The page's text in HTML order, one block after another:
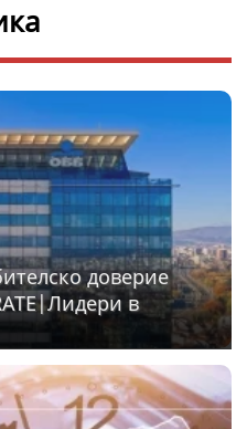
доверие
в